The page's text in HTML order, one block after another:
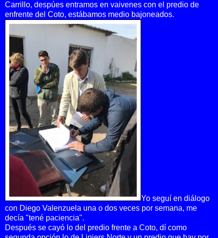
Carrillo, despúes entramos en vaivenes con el predio de
enfrente del Coto, estábamos medio bajoneados.
Yo seguí en diálogo
con Diego Valenzuela una o dos veces por semana, me
decía "tené paciencia".
Después se cayó lo del predio frente a Coto, dí como